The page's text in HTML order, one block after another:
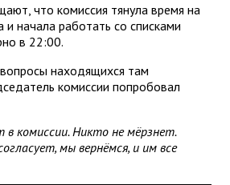
что комиссия тянула время на
начала работать со списками
в 22:00.
находящихся там
комиссии попробовал
комиссии. Никто не мёрзнет.
мы вернёмся, и им все